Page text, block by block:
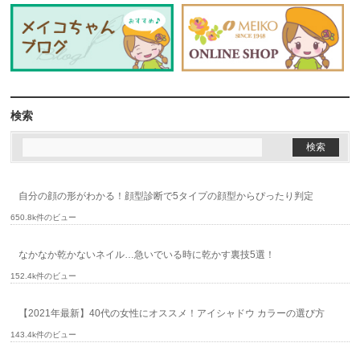
検索
自分の顔の形がわかる！顔型診断で5タイプの顔型からぴったり判定
650.8k件のビュー
なかなか乾かないネイル…急いでいる時に乾かす裏技5選！
152.4k件のビュー
【2021年最新】40代の女性にオススメ！アイシャドウ カラーの選び方
143.4k件のビュー